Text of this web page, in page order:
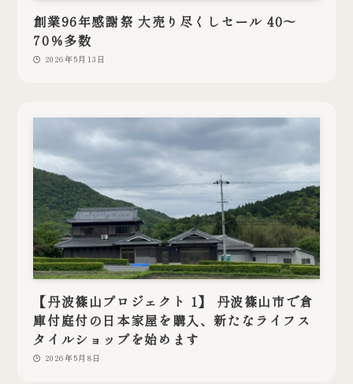
創業96年感謝祭 大売り尽くしセール 40～
70％多数
2026年5月13日
【丹波篠山プロジェクト 1】 丹波篠山市で倉
庫付庭付の日本家屋を購入、新たなライフス
タイルショップを始めます
2026年5月8日